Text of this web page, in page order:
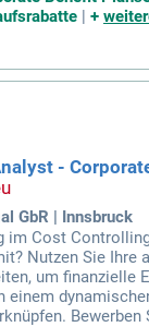
+
-
GbR | Innsbruck
im Cost
Nutzen Sie Ihre
um finanzielle
einem